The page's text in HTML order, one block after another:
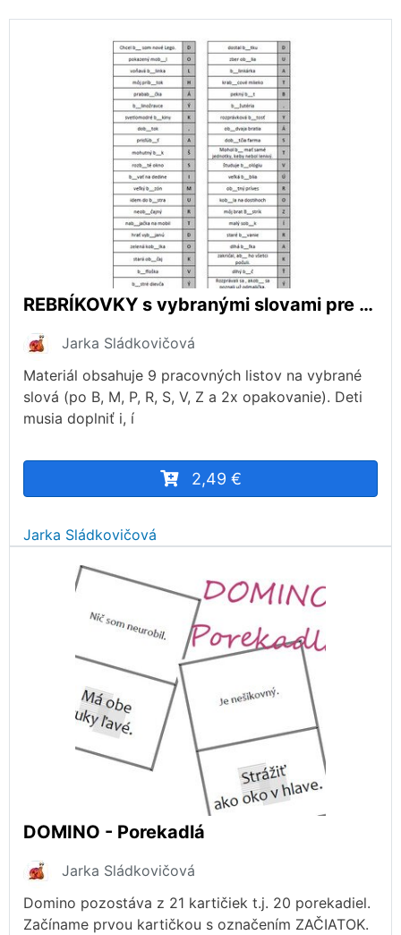
REBRÍKOVKY s vybranými slovami pre 3. ročník
Jarka Sládkovičová
Materiál obsahuje 9 pracovných listov na vybrané
slová (po B, M, P, R, S, V, Z a 2x opakovanie). Deti
musia doplniť i, í
2,49 €
Jarka Sládkovičová
DOMINO - Porekadlá
Jarka Sládkovičová
Domino pozostáva z 21 kartičiek t.j. 20 porekadiel.
Začíname prvou kartičkou s označením ZAČIATOK.